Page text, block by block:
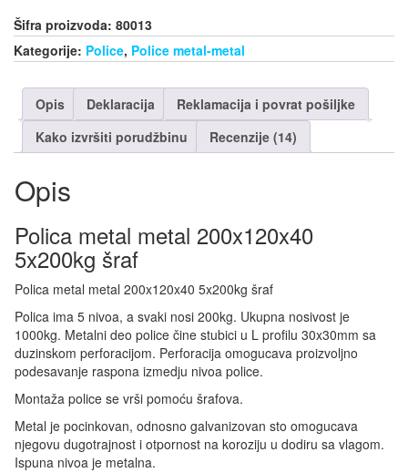
Šifra proizvoda: 80013
Kategorije: Police, Police metal-metal
Opis Deklaracija
Reklamacija i povrat pošiljke
Kako izvršiti porudžbinu
Recenzije (14)
Opis
Polica metal metal 200x120x40
5x200kg šraf
Polica metal metal 200x120x40 5x200kg šraf
Polica ima 5 nivoa, a svaki nosi 200kg. Ukupna nosivost je
1000kg. Metalni deo police čine stubici u L profilu 30x30mm sa
duzinskom perforacijom. Perforacija omogucava proizvoljno
podesavanje raspona izmedju nivoa police.
Montaža police se vrši pomoću šrafova.
Metal je pocinkovan, odnosno galvanizovan sto omogucava
njegovu dugotrajnost i otpornost na koroziju u dodiru sa vlagom.
Ispuna nivoa je metalna.